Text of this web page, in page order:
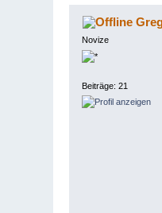
Novize
Beiträge: 21